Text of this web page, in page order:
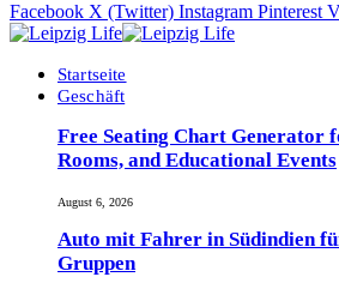
Facebook X (Twitter) Instagram Pinterest
Startseite
Geschäft
Free Seating Chart Generator
Rooms, and Educational Events
August 6, 2026
Auto mit Fahrer in Südindien
Gruppen